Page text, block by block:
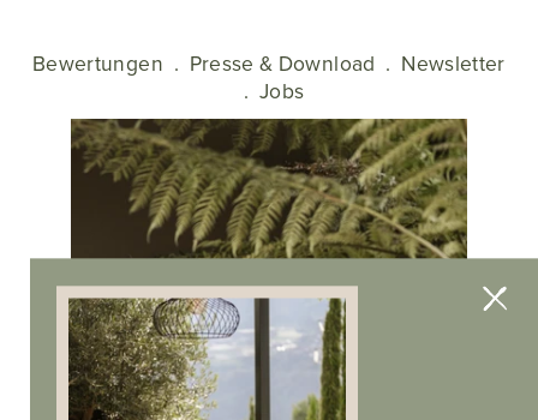
Bewertungen . Presse & Download . Newsletter
.Jobs